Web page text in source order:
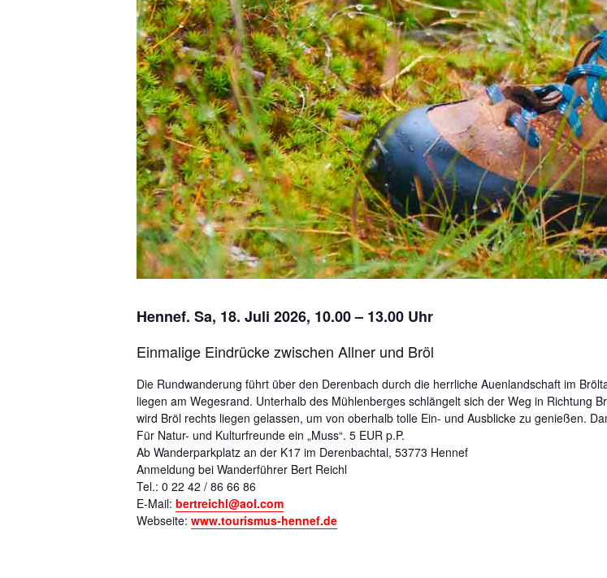
Hennef. Sa, 18. Juli 2026, 10.00 – 13.00 Uhr
Einmalige Eindrücke zwischen Allner und Bröl
Die Rundwanderung führt über den Derenbach durch die herrliche Auenlandschaft im
liegen am Wegesrand. Unterhalb des Mühlenberges schlängelt sich der Weg in Richtung
wird Bröl rechts liegen gelassen, um von oberhalb tolle Ein- und Ausblicke zu genießen.
Für Natur- und Kulturfreunde ein „Muss“. 5 EUR p.P.
Ab Wanderparkplatz an der K17 im Derenbachtal, 53773 Hennef
Anmeldung bei Wanderführer Bert Reichl
Tel.: 0 22 42 / 86 66 86
E-Mail: bertreichl@aol.com
Webseite: www.tourismus-hennef.de